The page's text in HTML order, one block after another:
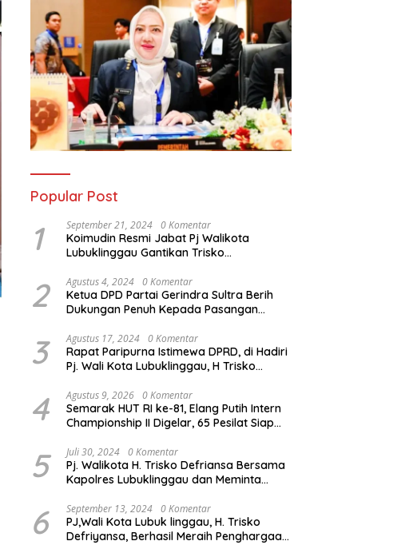
Popular Post
1 September 21, 2024 0 Komentar
Koimudin Resmi Jabat Pj Walikota
Lubuklinggau Gantikan Trisko
2 Agustus 4, 2024 0 Komentar
Ketua DPD Partai Gerindra Sultra Berih
Dukungan Penuh Kepada Pasangan
Konawe (HADIR) di Pilkada Konawe 2024
3 Agustus 17, 2024 0 Komentar
Rapat Paripurna Istimewa DPRD, di Hadiri
Pj. Wali Kota Lubuklinggau, H Trisko
Mendengarkan Pidato Kenegaraan
Presiden RI Dalam Rangka HUT ke-79
4 Agustus 9, 2026 0 Komentar
Semarak HUT RI ke-81, Elang Putih Intern
Championship II Digelar, 65 Pesilat Siap
5 Juli 30, 2024 0 Komentar
Pj. Walikota H. Trisko Defriansa Bersama
Kapolres Lubuklinggau dan Meminta
Hajatan Politik
6 September 13, 2024 0 Komentar
PJ,Wali Kota Lubuk linggau, H. Trisko
Defriyansa, Berhasil Meraih Penghargaan